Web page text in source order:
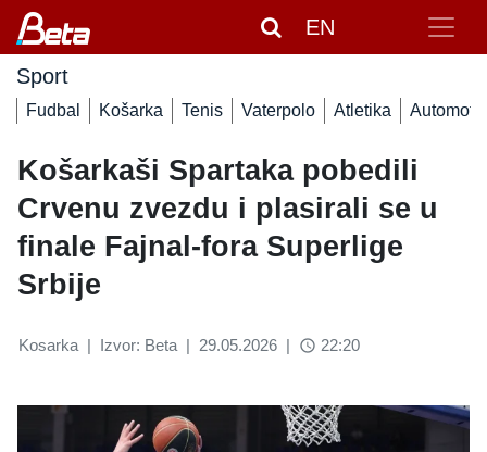
EN
Sport
Fudbal Košarka Tenis Vaterpolo Atletika Automoto
Košarkaši Spartaka pobedili
Crvenu zvezdu i plasirali se u
finale Fajnal-fora Superlige
Srbije
Kosarka | Izvor: Beta | 29.05.2026 | access_time 22:20